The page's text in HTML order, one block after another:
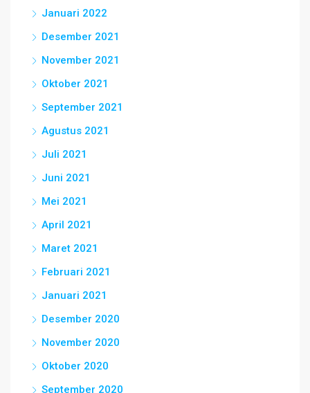
Januari 2022
Desember 2021
November 2021
Oktober 2021
September 2021
Agustus 2021
Juli 2021
Juni 2021
Mei 2021
April 2021
Maret 2021
Februari 2021
Januari 2021
Desember 2020
November 2020
Oktober 2020
September 2020